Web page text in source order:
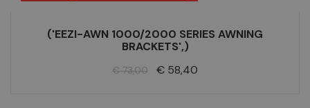
('EEZI-AWN 1000/2000 SERIES AWNING
BRACKETS',)
Normale
€ 73,00 Prijs
€ 58,40